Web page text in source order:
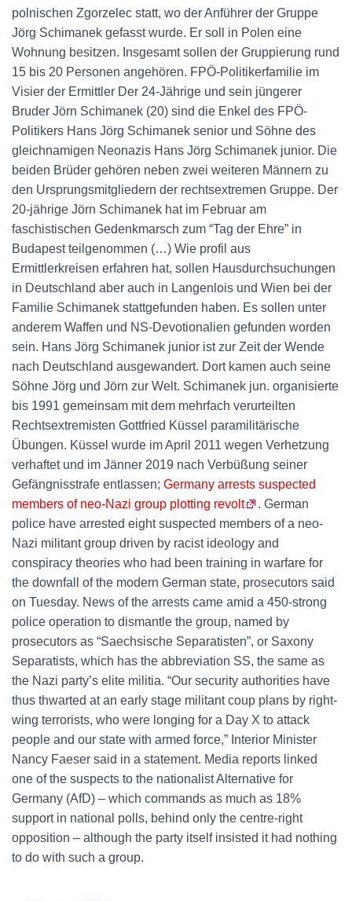
polnischen Zgorzelec statt, wo der Anführer der Gruppe
Jörg Schimanek gefasst wurde. Er soll in Polen eine
Wohnung besitzen. Insgesamt sollen der Gruppierung rund
15 bis 20 Personen angehören. FPÖ-Politikerfamilie im
Visier der Ermittler Der 24-Jährige und sein jüngerer
Bruder Jörn Schimanek (20) sind die Enkel des FPÖ-
Politikers Hans Jörg Schimanek senior und Söhne des
gleichnamigen Neonazis Hans Jörg Schimanek junior. Die
beiden Brüder gehören neben zwei weiteren Männern zu
den Ursprungsmitgliedern der rechtsextremen Gruppe. Der
20-jährige Jörn Schimanek hat im Februar am
faschistischen Gedenkmarsch zum “Tag der Ehre” in
Budapest teilgenommen (…) Wie profil aus
Ermittlerkreisen erfahren hat, sollen Hausdurchsuchungen
in Deutschland aber auch in Langenlois und Wien bei der
Familie Schimanek stattgefunden haben. Es sollen unter
anderem Waffen und NS-Devotionalien gefunden worden
sein. Hans Jörg Schimanek junior ist zur Zeit der Wende
nach Deutschland ausgewandert. Dort kamen auch seine
Söhne Jörg und Jörn zur Welt. Schimanek jun. organisierte
bis 1991 gemeinsam mit dem mehrfach verurteilten
Rechtsextremisten Gottfried Küssel paramilitärische
Übungen. Küssel wurde im April 2011 wegen Verhetzung
verhaftet und im Jänner 2019 nach Verbüßung seiner
Gefängnisstrafe entlassen; Germany arrests suspected
members of neo-Nazi group plotting revolt
. German
police have arrested eight suspected members of a neo-
Nazi militant group driven by racist ideology and
conspiracy theories who had been training in warfare for
the downfall of the modern German state, prosecutors said
on Tuesday. News of the arrests came amid a 450-strong
police operation to dismantle the group, named by
prosecutors as “Saechsische Separatisten”, or Saxony
Separatists, which has the abbreviation SS, the same as
the Nazi party’s elite militia. “Our security authorities have
thus thwarted at an early stage militant coup plans by right-
wing terrorists, who were longing for a Day X to attack
people and our state with armed force,” Interior Minister
Nancy Faeser said in a statement. Media reports linked
one of the suspects to the nationalist Alternative for
Germany (AfD) – which commands as much as 18%
support in national polls, behind only the centre-right
opposition – although the party itself insisted it had nothing
to do with such a group.